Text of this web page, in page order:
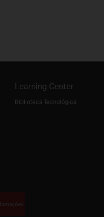
Learning Center
Biblioteca Tecnológica